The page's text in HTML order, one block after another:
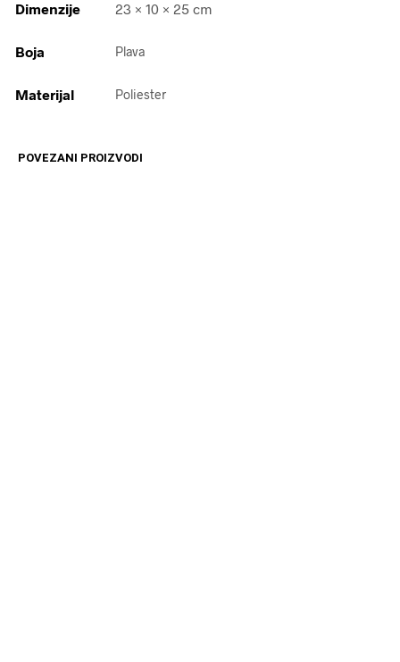
Dimenzije 23 × 10 × 25 cm
Boja Plava
Materijal Poliester
POVEZANI PROIZVODI